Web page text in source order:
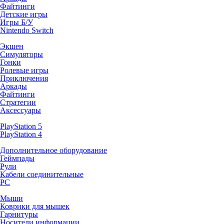
Файтинги
Детские игры
Игры Б/У
Nintendo Switch
Экшен
Симуляторы
Гонки
Ролевые игры
Приключения
Аркады
Файтинги
Стратегии
Аксессуары
PlayStation 5
PlayStation 4
Дополнительное оборудование
Геймпады
Рули
Кабели соединительные
PC
Мыши
Коврики для мышек
Гарнитуры
Носители информации